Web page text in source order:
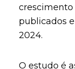
crescimento
publicados
2024.
O estudo é